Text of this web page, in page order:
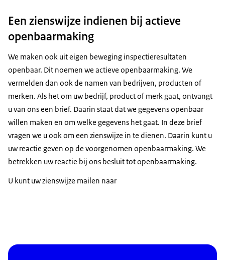
Een zienswijze indienen bij actieve
openbaarmaking
We maken ook uit eigen beweging inspectieresultaten
openbaar. Dit noemen we actieve openbaarmaking. We
vermelden dan ook de namen van bedrijven, producten of
merken. Als het om uw bedrijf, product of merk gaat, ontvangt
u van ons een brief. Daarin staat dat we gegevens openbaar
willen maken en om welke gegevens het gaat. In deze brief
vragen we u ook om een zienswijze in te dienen. Daarin kunt u
uw reactie geven op de voorgenomen openbaarmaking. We
betrekken uw reactie bij ons besluit tot openbaarmaking.
U kunt uw zienswijze mailen naar